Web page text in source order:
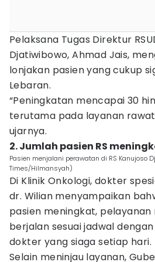
Pelaksana Tugas Direktur
Djatiwibowo, Ahmad Jais,
lonjakan pasien yang cukup
Lebaran.
“Peningkatan mencapai 30
terutama pada layanan rawat
ujarnya.
2. Jumlah pasien RS
Pasien menjalani perawatan di RS Kanujoso
Times/Hilmansyah)
Di Klinik Onkologi, dokter
dr. Wilian menyampaikan
pasien meningkat,
berjalan sesuai jadwal
dokter yang siaga setiap hari.
Selain meninjau layanan,